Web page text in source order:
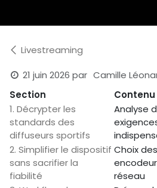
Livestreaming
21 juin 2026 par Camille
Section
Contenu
1. Décrypter les
standards des
diffuseurs sportifs
Analyse
2. Simplifier le dispositif
sans sacrifier la
fiabilité
Choix
réseau